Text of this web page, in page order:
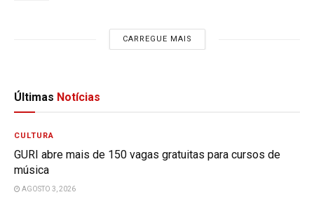
CARREGUE MAIS
Últimas Notícias
CULTURA
GURI abre mais de 150 vagas gratuitas para cursos de
música
AGOSTO 3, 2026